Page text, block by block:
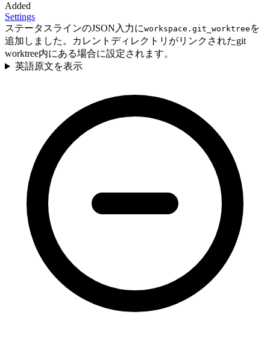
Added
Settings
ステータスラインのJSON入力にworkspace.git_worktree を
追加しました。カレントディレクトリがリンクされたgit
worktree内にある場合に設定されます。
英語原文を表示